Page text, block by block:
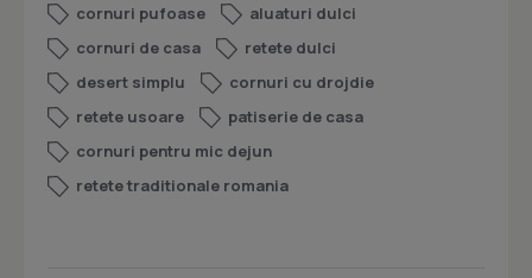
cornuri pufoase
aluaturi dulci
cornuri de casa
retete dulci
desert simplu
cornuri cu drojdie
retete usoare
patiserie de casa
cornuri pentru mic dejun
retete traditionale romania